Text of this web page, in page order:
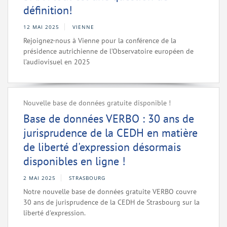
définition!
12 MAI 2025 VIENNE
Rejoignez-nous à Vienne pour la conférence de la
présidence autrichienne de l’Observatoire européen de
l’audiovisuel en 2025
Nouvelle base de données gratuite disponible !
Base de données VERBO : 30 ans de
jurisprudence de la CEDH en matière
de liberté d'expression désormais
disponibles en ligne !
2 MAI 2025 STRASBOURG
Notre nouvelle base de données gratuite VERBO couvre
30 ans de jurisprudence de la CEDH de Strasbourg sur la
liberté d'expression.